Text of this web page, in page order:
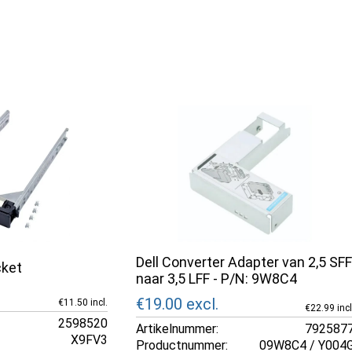
€11.50 incl.
2598520
X9FV3
Dell Converter Adapter van 2,5 SFF
naar 3,5 LFF - P/N: 9W8C4
€19.00 excl. €22.99
Artikelnummer:
Productnummer:
09W8C4 /